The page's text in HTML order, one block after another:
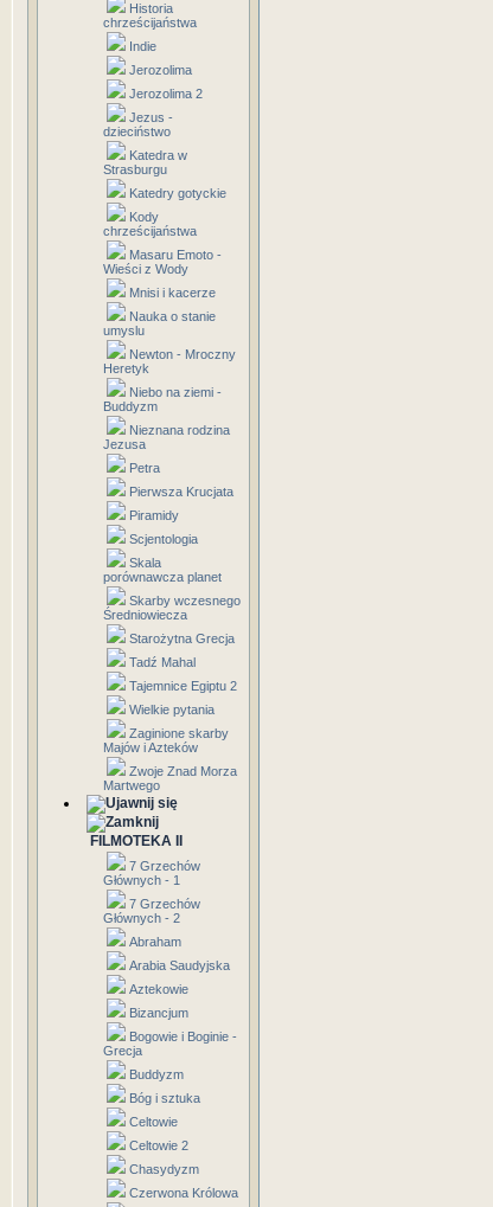
Historia
chrześcijaństwa
Indie
Jerozolima
Jerozolima 2
Jezus -
dzieciństwo
Katedra w
Strasburgu
Katedry gotyckie
Kody
chrześcijaństwa
Masaru Emoto -
Wieści z Wody
Mnisi i kacerze
Nauka o stanie
umyslu
Newton - Mroczny
Heretyk
Niebo na ziemi -
Buddyzm
Nieznana rodzina
Jezusa
Petra
Pierwsza Krucjata
Piramidy
Scjentologia
Skala
porównawcza planet
Skarby wczesnego
Średniowiecza
Starożytna Grecja
Tadź Mahal
Tajemnice Egiptu 2
Wielkie pytania
Zaginione skarby
Majów i Azteków
Zwoje Znad Morza
Martwego
FILMOTEKA II
7 Grzechów
Głównych - 1
7 Grzechów
Głównych - 2
Abraham
Arabia Saudyjska
Aztekowie
Bizancjum
Bogowie i Boginie -
Grecja
Buddyzm
Bóg i sztuka
Celtowie
Celtowie 2
Chasydyzm
Czerwona Królowa